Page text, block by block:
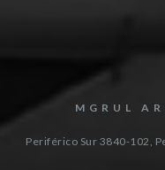
MGRUL
Periférico Sur 3840-102,